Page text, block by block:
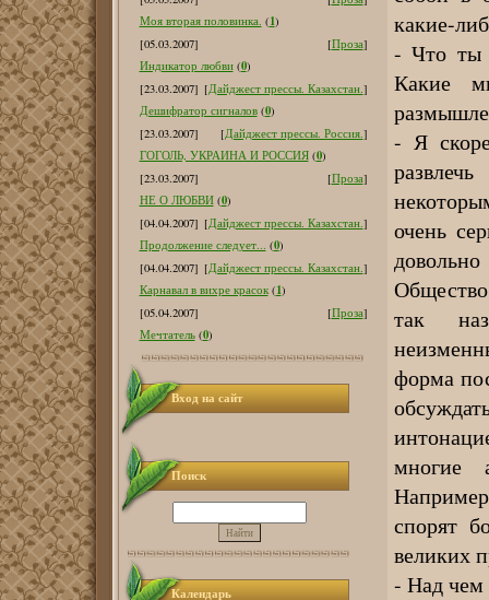
Моя вторая половинка. (1)
[05.03.2007]
[Проза]
Индикатор любви (0)
[23.03.2007] [Дайджест прессы. Казахстан.]
Дешифратор сигналов (0)
[23.03.2007]
[Дайджест прессы. Россия.]
ГОГОЛЬ, УКРАИНА И РОССИЯ (0)
[23.03.2007]
[Проза]
НЕ О ЛЮБВИ (0)
[04.04.2007] [Дайджест прессы. Казахстан.]
Продолжение следует... (0)
[04.04.2007] [Дайджест прессы. Казахстан.]
Карнавал в вихре красок (1)
[05.04.2007]
[Проза]
Мечтатель (0)
Вход на сайт
Поиск
Календарь
какие-
- Что ты
Какие
- Я
очень
так
форма
многие
спорят
великих
- Над чем